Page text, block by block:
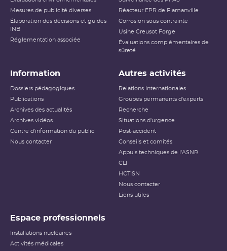
Mesures de publicité diverses
Élaboration des décisions et guides
INB
Réglementation associée
Réacteur EPR de Flamanville
Corrosion sous contrainte
Usine Creusot Forge
Évaluations complémentaires de
sûreté
Information
Dossiers pédagogiques
Publications
Archives des actualités
Archives vidéos
Centre d'information du public
Nous contacter
Autres activités
Relations internationales
Groupes permanents d'experts
Recherche
Situations d'urgence
Post-accident
Conseils et comités
Appuis techniques de l'ASNR
CLI
HCTISN
Nous contacter
Liens utiles
Espace professionnels
Installations nucléaires
Activités médicales